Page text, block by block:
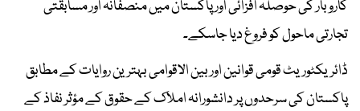
کاروبار کی حوصلہ افزائی اور پاکستان میں منصفانہ اور مسابقتی
تجارتی ماحول کو فروغ دیا جاسکے۔
ڈائریکٹوریٹ قومی قوانین اور بین الاقوامی بہترین روایات کے مطابق
پاکستان کی سرحدوں پر دانشورانہ املاک کے حقوق کے مؤثر نفاذ کے